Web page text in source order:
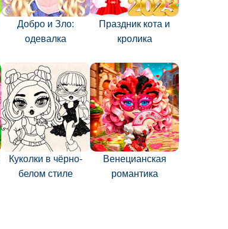
Добро и Зло:
одевалка
Праздник кота и
кролика
Куколки в чёрно-
белом стиле
Венецианская
романтика